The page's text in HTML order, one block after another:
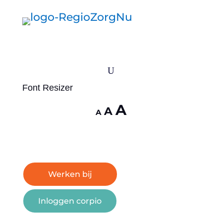
U
Font Resizer
A Lettertype
verkleinen.
A Lettertype
resetten.
ALettertype
Werken bij
Inloggen corpio